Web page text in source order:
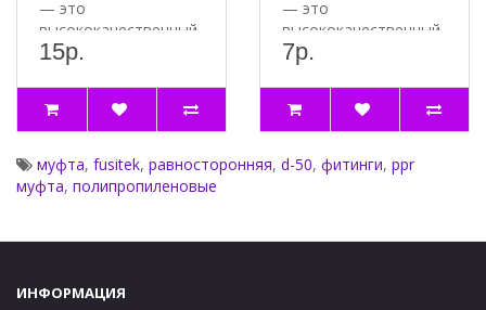
Длина 51 мм
Артикул FT02305
— это
высококачественный
и надёжный
элем..
15р.
— это
высококачественный
соединительный
7р.
муфта, fusitek, равносторонняя, d-50, фитинги, ppr
муфта, полипропиленовые
ИНФОРМАЦИЯ